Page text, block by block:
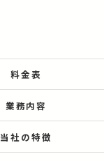
料金表
業務内容
当社の特徴